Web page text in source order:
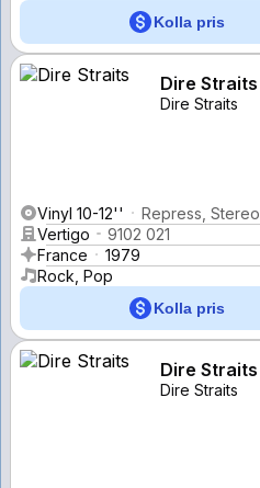
Kolla pris
Dire Straits
Dire Straits
Vinyl 10-12''
Repress,
Vertigo
9102 021
France
1979
Rock, Pop
Kolla pris
Dire Straits
Dire Straits